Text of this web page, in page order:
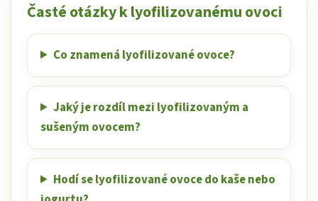
Časté otázky k lyofilizovanému ovoci
Co znamená lyofilizované ovoce?
Jaký je rozdíl mezi lyofilizovaným a
sušeným ovocem?
Hodí se lyofilizované ovoce do kaše nebo